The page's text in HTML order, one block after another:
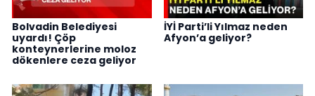
Bolvadin Belediyesi
uyardı! Çöp
konteynerlerine moloz
dökenlere ceza geliyor
İYİ Parti’li Yılmaz neden
Afyon’a geliyor?